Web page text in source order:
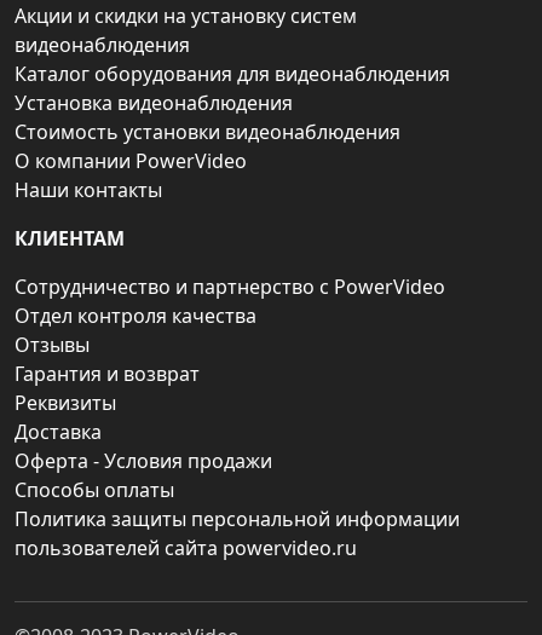
Акции и скидки на установку систем
видеонаблюдения
Каталог оборудования для видеонаблюдения
Установка видеонаблюдения
Стоимость установки видеонаблюдения
О компании PowerVideo
Наши контакты
КЛИЕНТАМ
Сотрудничество и партнерство с PowerVideo
Отдел контроля качества
Отзывы
Гарантия и возврат
Реквизиты
Доставка
Оферта - Условия продажи
Способы оплаты
Политика защиты персональной информации
пользователей сайта powervideo.ru